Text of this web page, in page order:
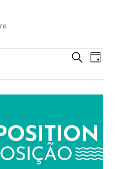
Recherche
vues
Recherche
Navigation
de
Évènement
Jour